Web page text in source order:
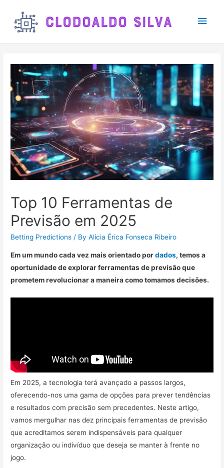
Main
Top 10 Ferramentas de
Previsão em 2025
Betting Predictions / ByAlícia Érica Fonseca Ribeiro
Em um mundo cada vez mais orientado pordados, temos a
oportunidade de explorar ferramentas de previsão que
prometem revolucionar a maneira como tomamos decisões.
Em 2025, a tecnologia terá avançado a passos largos,
oferecendo-nos uma gama de opções para prever tendências
e resultados com precisão sem precedentes. Neste artigo,
vamos mergulhar nas dez principais ferramentas de previsão
que acreditamos serem indispensáveis para qualquer
organização ou indivíduo que deseja se manter à frente no
jogo.